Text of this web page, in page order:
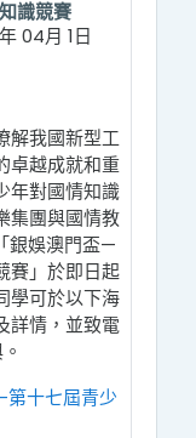
識競賽
04月 1日
解我國新型工
卓越成就和重
年對國情知識
集團與國情教
銀娛澳門盃—
賽」於即日起
學可於以下海
詳情，並致電
第十七屆青少